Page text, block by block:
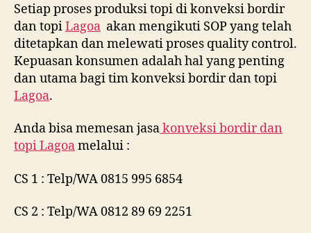
Setiap proses produksi topi di konveksi bordir
dan topiLagoa akan mengikuti SOP yang telah
ditetapkan dan melewati proses quality control.
Kepuasan konsumen adalah hal yang penting
dan utama bagi tim konveksi bordir dan topi
Lagoa.
Anda bisa memesan jasakonveksi bordir dan
topiLagoamelalui :
CS 1 : Telp/WA 0815 995 6854
CS 2 : Telp/WA 0812 89 69 2251